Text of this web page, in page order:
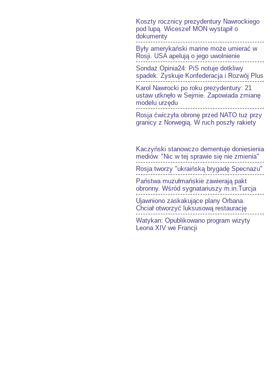
Koszty rocznicy prezydentury Nawrockiego
pod lupą. Wiceszef MON wystąpił o
dokumenty
Były amerykański marine może umierać w
Rosji. USA apelują o jego uwolnienie
Sondaż Opinia24: PiS notuje dotkliwy
spadek. Zyskuje Konfederacja i Rozwój Plus
Karol Nawrocki po roku prezydentury: 21
ustaw utknęło w Sejmie. Zapowiada zmianę
modelu urzędu
Rosja ćwiczyła obronę przed NATO tuż przy
granicy z Norwegią. W ruch poszły rakiety
Kaczyński stanowczo dementuje doniesienia
mediów. "Nic w tej sprawie się nie zmienia"
Rosja tworzy "ukraińską brygadę Specnazu"
Państwa muzułmańskie zawierają pakt
obronny. Wśród sygnatariuszy m.in.Turcja
Ujawniono zaskakujące plany Orbana.
Chciał otworzyć luksusową restaurację
Watykan: Opublikowano program wizyty
Leona XIV we Francji